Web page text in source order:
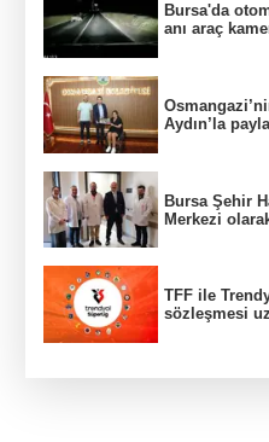
Bursa'da
anı araç
Aydın’la
Bursa Şehir
Merkezi
TFF ile
sözleşmesi